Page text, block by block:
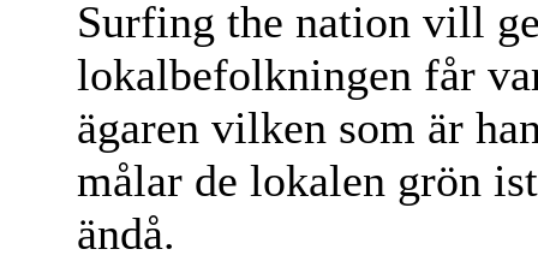
Surfing the nation vill
lokalbefolkningen får
ägaren vilken som är
målar de lokalen grön
ändå.